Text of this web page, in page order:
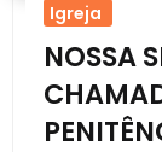
Igreja
NOSSA